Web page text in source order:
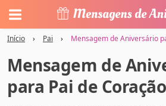
Início › Pai › Mensagem de Aniversário
Mensagem de
para Pai de Coração